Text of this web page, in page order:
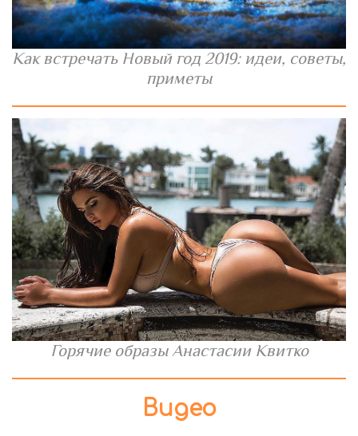
Как встречать Новый год 2019: идеи, советы,
приметы
Горячие образы Анастасии Квитко
Видео